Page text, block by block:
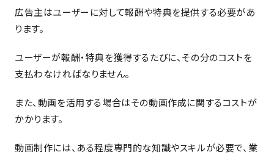
広告主はユーザーに対して報酬や特典を提供する必要があ
ります。
ユーザーが報酬・特典を獲得するたびに、その分のコストを
支払わなければなりません。
また、動画を活用する場合はその動画作成に関するコストが
かかります。
動画制作には、ある程度専門的な知識やスキルが必要で、業